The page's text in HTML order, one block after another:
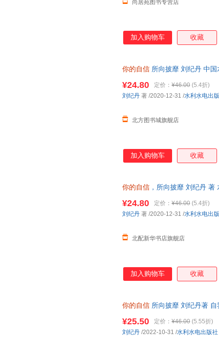
尚居苑图书专营店
加入购物车 收藏
你的自信 所向披靡 刘纪丹 中
¥24.80 定价： ¥46.00 (5.4折)
北方图书城旗舰店
刘纪丹 著 /2020-12-31 /水利水电出
加入购物车 收藏
你的自信 ，所向披靡 刘纪丹
¥24.80 定价： ¥46.00 (5.4折)
北配新华书店旗舰店
刘纪丹 著 /2020-12-31 /水利水电出
加入购物车 收藏
你的自信 所向披靡 刘纪丹著
¥25.50 定价： ¥46.00 (5.55折)
刘纪丹 /2022-10-31 /水利水电出版社